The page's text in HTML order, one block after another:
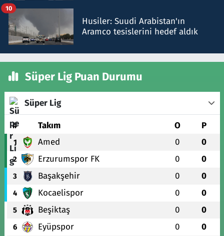
Husiler: Suudi Arabistan'ın
Aramco tesislerini hedef aldık
10
Süper Lig Puan Durumu
Süper Lig
# Takım O P
1 Amed 0 0
2 Erzurumspor FK 0 0
3 Başakşehir 0 0
4 Kocaelispor 0 0
5 Beşiktaş 0 0
6 Eyüpspor 0 0